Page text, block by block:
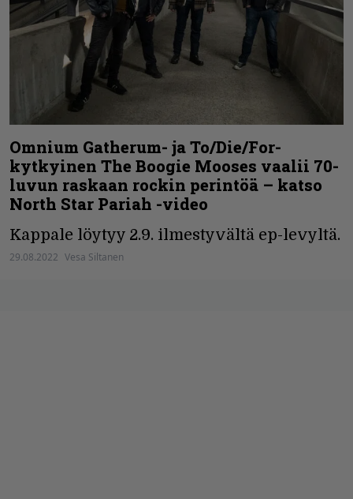
Omnium Gatherum- ja To/Die/For-
kytkyinen The Boogie Mooses vaalii 70-
luvun raskaan rockin perintöä – katso
North Star Pariah -video
Kappale löytyy 2.9. ilmestyvältä ep-levyltä.
29.08.2022 Vesa Siltanen